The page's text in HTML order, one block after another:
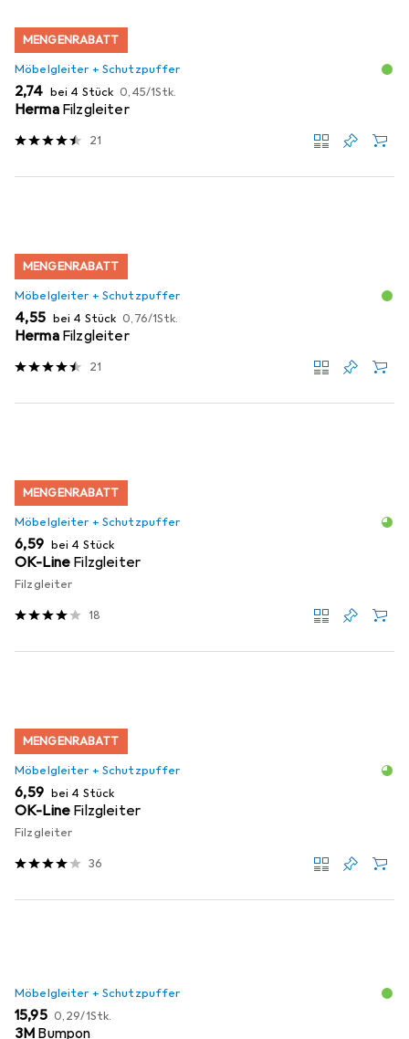
MENGENRABATT
Möbelgleiter + Schutzpuffer
EUR
2,74 bei 4 Stück EUR
0,45/1Stk.
Herma Filzgleiter
21
MENGENRABATT
Möbelgleiter + Schutzpuffer
EUR
4,55 bei 4 Stück EUR
0,76/1Stk.
Herma Filzgleiter
21
MENGENRABATT
Möbelgleiter + Schutzpuffer
EUR
6,59 bei 4 Stück
OK-Line Filzgleiter
Filzgleiter
18
MENGENRABATT
Möbelgleiter + Schutzpuffer
EUR
6,59 bei 4 Stück
OK-Line Filzgleiter
Filzgleiter
36
Möbelgleiter + Schutzpuffer
EUR
15,95 EUR
0,29/1Stk.
3M Bumpon